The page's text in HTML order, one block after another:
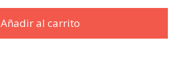
Añadir al carrito